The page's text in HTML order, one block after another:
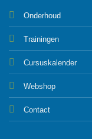
Onderhoud
Trainingen
Cursuskalender
Webshop
Contact